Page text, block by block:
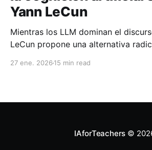
Yann LeCun
Mientras los LLM dominan el
LeCun propone una alternativa
27 ene. 2026 15 min read
IAforTeachers ©